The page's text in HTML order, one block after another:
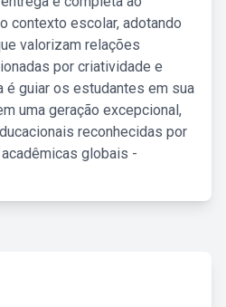
contexto escolar, adotando
valorizam relações
por criatividade e
é guiar os estudantes em sua
uma geração excepcional,
reconhecidas por
globais -